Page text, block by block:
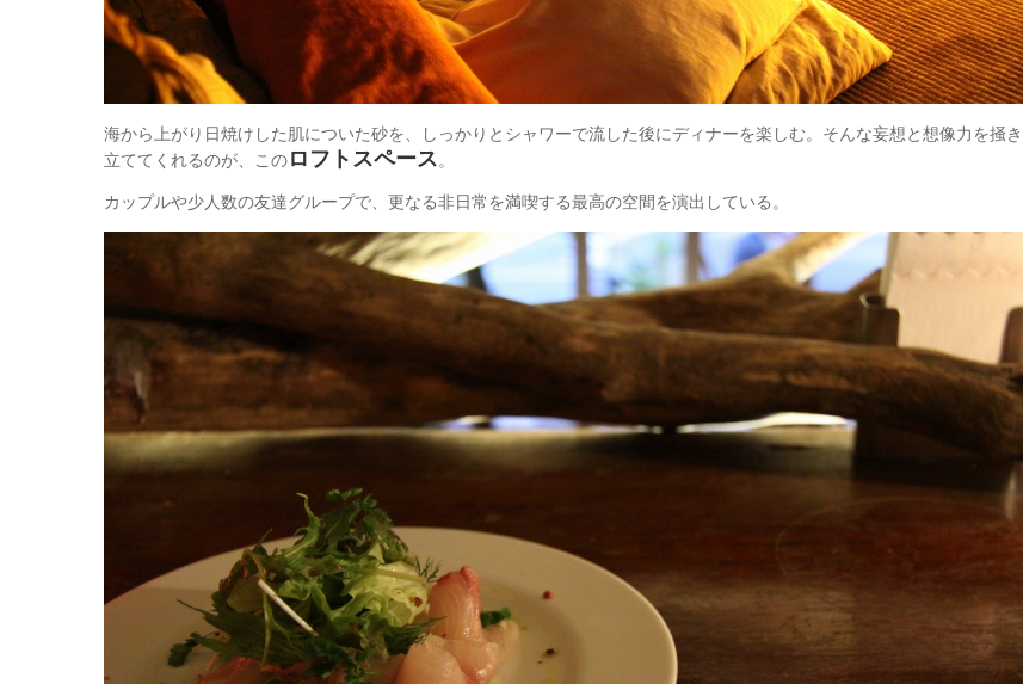
海から上がり日焼けした肌についた砂を、しっかりとシャワーで流した後にディナーを楽しむ。そんな妄想と想像力を掻き
立ててくれるのが、このロフトスペース。
カップルや少人数の友達グループで、更なる非日常を満喫する最高の空間を演出している。